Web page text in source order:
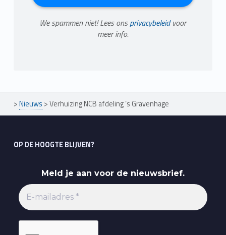
We spammen niet! Lees onsprivacybeleidvoor
meer info.
>Nieuws >Verhuizing NCB afdeling ’s Gravenhage
OP DE HOOGTE BLIJVEN?
Meld je aan voor de nieuwsbrief.